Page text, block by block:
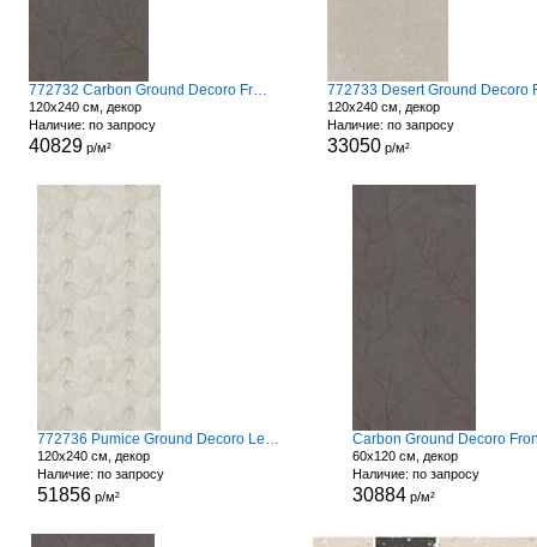
772732 Carbon Ground Decoro Fronds A
120x240 см, декор
Наличие: по запросу
40829р/м²
120x240 см, декор
Наличие: по запросу
33050р/м²
772736 Pumice Ground Decoro Leaves
120x240 см, декор
Наличие: по запросу
51856р/м²
Carbon Ground Decoro
60x120 см, декор
Наличие: по запросу
30884 р/м²